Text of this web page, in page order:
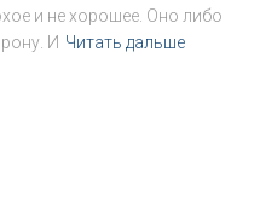
и не хорошее. Оно либо
И Читать дальше